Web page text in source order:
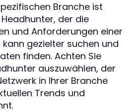
Branche ist
der die
und Anforderungen einer
gezielter suchen und
finden. Achten Sie
auszuwählen, der
in Ihrer Branche
Trends und